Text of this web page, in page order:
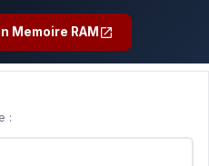
Memoire RAM
: